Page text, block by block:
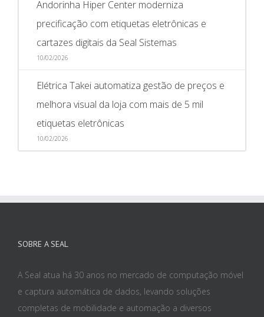
Andorinha Hiper Center moderniza
precificação com etiquetas eletrônicas e
cartazes digitais da Seal Sistemas
10/02/2026
Elétrica Takei automatiza gestão de preços e
melhora visual da loja com mais de 5 mil
etiquetas eletrônicas
10/02/2026
SOBRE A SEAL
A Seal atua há 30 anos no mercado de computação móvel
e captura automática de dados, levando soluções
completas de mobilidade e automação a diversos